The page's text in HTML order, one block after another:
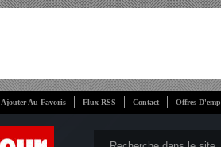
Ajouter Au Favoris Flux RSS Contact Offres